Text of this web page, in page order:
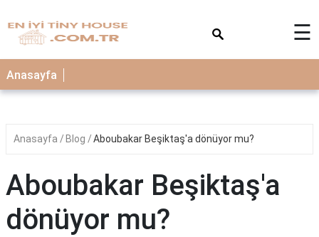
☰
Anasayfa
Anasayfa Blog Aboubakar Beşiktaş'a dönüyor mu?
Aboubakar Beşiktaş'a
dönüyor mu?